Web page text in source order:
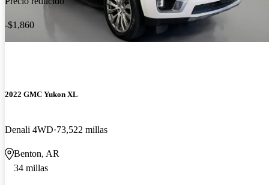
-$1,860
2022 GMC Yukon XL
Denali 4WD 73,522 millas
Benton, AR
34 millas